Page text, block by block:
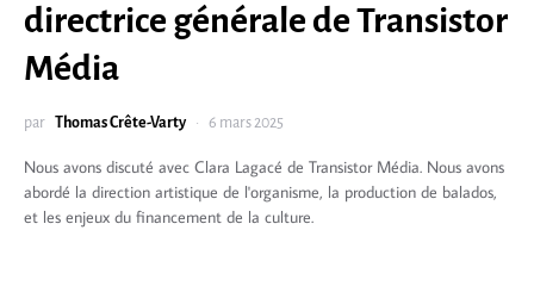
directrice générale de Transistor
Média
par Thomas Crête-Varty 6 mars 2025
Nous avons discuté avec Clara Lagacé de Transistor Média. Nous avons
abordé la direction artistique de l'organisme, la production de balados,
et les enjeux du financement de la culture.